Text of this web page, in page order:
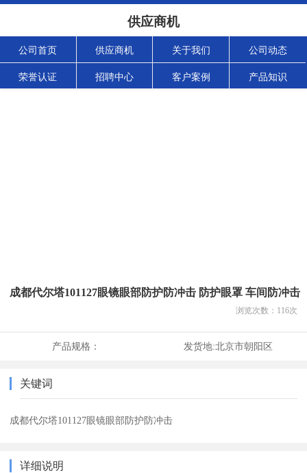
供应商机
公司首页 供应商机 关于我们 公司动态
荣誉认证 招聘中心 客户案例 产品知识
成都代尔塔101127眼镜眼部防护防冲击 防护眼罩 车间防冲击
浏览次数： 116次
产品规格： 发货地:北京市朝阳区
关键词
成都代尔塔101127眼镜眼部防护防冲击
详细说明